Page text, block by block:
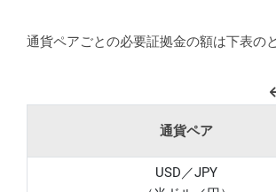
通貨ペアごとの必要証拠金の額は下表の
通貨ペア
USD／JPY